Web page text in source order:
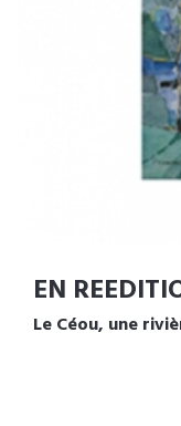
EN
Le Céou, une